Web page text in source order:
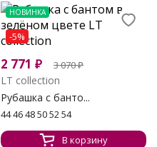
НОВИНКА
-5%
2 771 ₽ 3 070₽
LT collection
Рубашка с банто...
44 46 48 50 52 54
В корзину